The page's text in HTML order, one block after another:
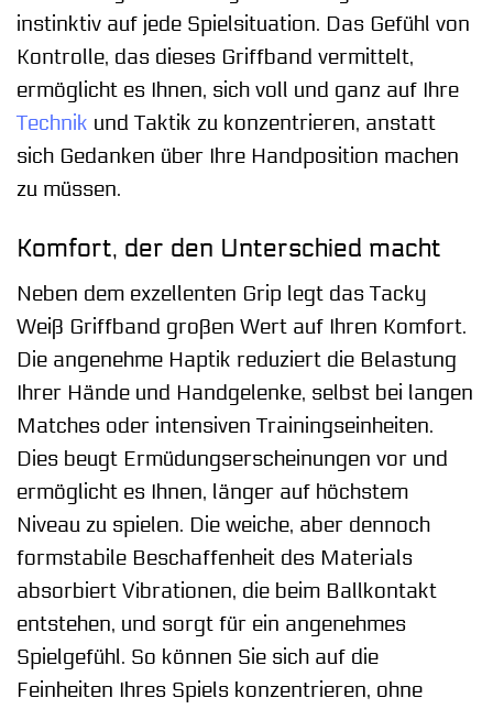
instinktiv auf jede Spielsituation. Das Gefühl von
Kontrolle, das dieses Griffband vermittelt,
ermöglicht es Ihnen, sich voll und ganz auf Ihre
Technik und Taktik zu konzentrieren, anstatt
sich Gedanken über Ihre Handposition machen
zu müssen.
Komfort, der den Unterschied macht
Neben dem exzellenten Grip legt das Tacky
Weiß Griffband großen Wert auf Ihren Komfort.
Die angenehme Haptik reduziert die Belastung
Ihrer Hände und Handgelenke, selbst bei langen
Matches oder intensiven Trainingseinheiten.
Dies beugt Ermüdungserscheinungen vor und
ermöglicht es Ihnen, länger auf höchstem
Niveau zu spielen. Die weiche, aber dennoch
formstabile Beschaffenheit des Materials
absorbiert Vibrationen, die beim Ballkontakt
entstehen, und sorgt für ein angenehmes
Spielgefühl. So können Sie sich auf die
Feinheiten Ihres Spiels konzentrieren, ohne